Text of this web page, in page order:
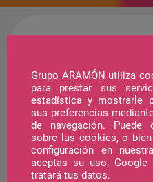
Grupo ARAMÓN utiliza
para prestar sus
estadística y mostrarle
sus preferencias
de navegación. Puede
sobre las cookies, o
configuración en
aceptas su uso, Google
tratará tus datos.